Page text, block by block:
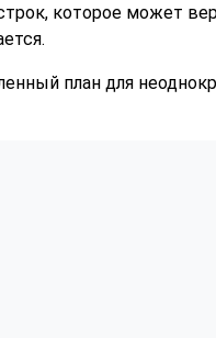
которое может
план для